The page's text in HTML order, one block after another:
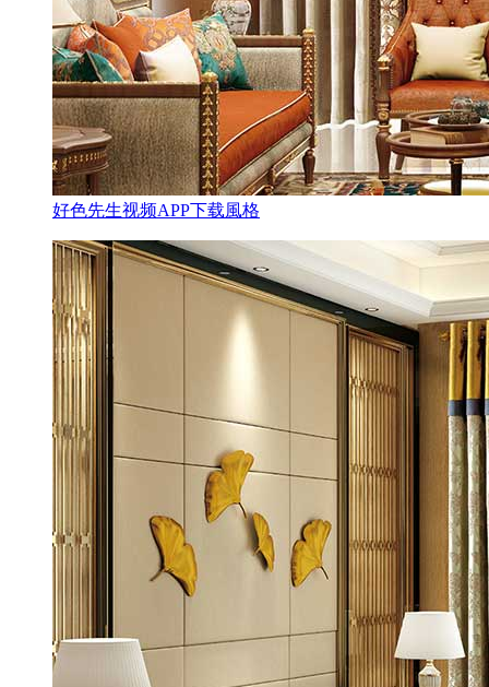
好色先生视频APP下载風格